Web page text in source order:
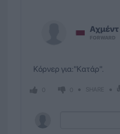
Αχμέντ
FORWARD
Κόρνερ για:''Κατάρ''.
SHARE